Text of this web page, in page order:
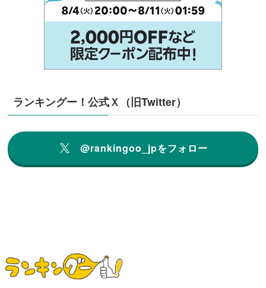
ランキングー！公式Ｘ（旧Twitter）
@rankingoo_jpをフォロー